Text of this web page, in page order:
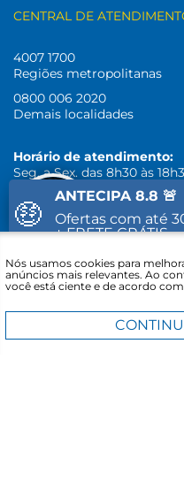
CENTRAL DE
4007 1700
Regiões metropolitanas
0800 006 2020
Demais localidades
Horário de atendimento:
Seg. a Sex. das 8h30 às
SIGA-NOS
•Desconto de 5%
Nós usamos cookies para
anúncios mais relevantes. Ao
você está ciente e de acordo
Fale com um
especialista
🤑
ANTECIPA 8.8 🚨
Ofertas com até
+ FRETE GRÁTIS
Vai acabar